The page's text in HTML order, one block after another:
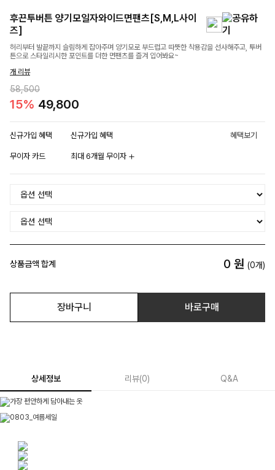
후끈투버튼 양기모일자와이드면팬츠[S,M,L사이
즈]
허리부터 발끝까지 슬림하게 잡아주며 양기모로 부드럽고 따뜻한 착용감을 선사해주고, 투버
튼으로 스타일리시한 포인트를 더한 면팬츠를 즐겨 입어봐요~
개 리뷰
58,500
15% 49,800
신규가입 혜택 신규가입 혜택 혜택보기
무이자 카드 최대 6개월 무이자
상품금액 합계 0 원 (0개)
장바구니 바로구매
상세정보 리뷰(0) Q&A